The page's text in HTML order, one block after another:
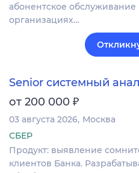
абонентское
организациях…
Senior системный
от 200 000 ₽
03 августа 2026 Москва
СБЕР
Продукт: выявление
клиентов Банка.